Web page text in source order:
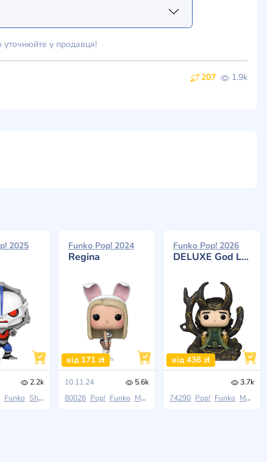
уточнюйте у продавця!
207 1.9k
2025
2.2k
Funko She-Ra: Princess Of Power
Funko Pop! 2024
Regina
від 171 zł
10.11.24
5.6k
80026 Pop! Funko Mean Girls
Funko Pop! 2026
DELUXE God Loki
від 436 zł
3.7k
74290 Pop! Funko Marvel Studios Loki (Season 2)